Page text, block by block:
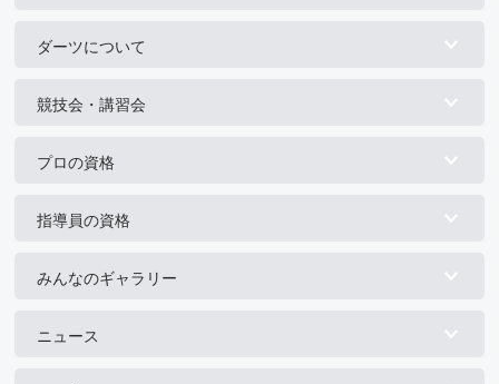
ダーツについて
競技会・講習会
プロの資格
指導員の資格
みんなのギャラリー
ニュース